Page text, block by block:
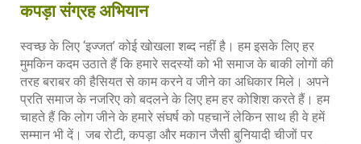
कपड़ा संग्रह अभियान
स्वच्छ के लिए ‘इज्जत’ कोई खोखला शब्द नहीं है। हम इसके लिए हर
मुमकिन कदम उठाते हैं कि हमारे सदस्यों को भी समाज के बाकी लोगों की
तरह बराबर की हैसियत से काम करने व जीने का अधिकार मिले। अपने
प्रति समाज के नजरिए को बदलने के लिए हम हर कोशिश करते हैं। हम
चाहते हैं कि लोग जीने के हमारे संघर्ष को पहचानें लेकिन साथ ही वे हमें
सम्मान भी दें। जब रोटी, कपड़ा और मकान जैसी बुनियादी चीजों पर